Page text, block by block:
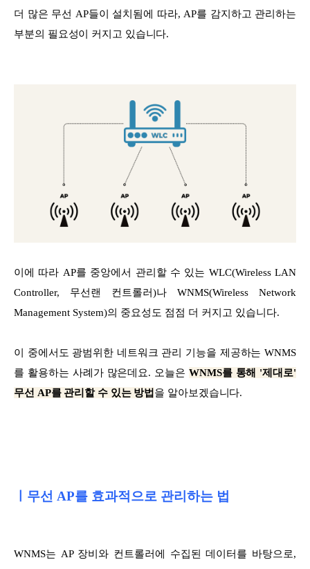
더 많은 무선 AP들이 설치됨에 따라, AP를 감지하고 관리하는
부분의 필요성이 커지고 있습니다.
이에 따라 AP를 중앙에서 관리할 수 있는 WLC(Wireless LAN
Controller, 무선랜 컨트롤러)나 WNMS(Wireless Network
Management System)의 중요성도 점점 더 커지고 있습니다.
이 중에서도 광범위한 네트워크 관리 기능을 제공하는 WNMS
를 활용하는 사례가 많은데요. 오늘은 WNMS를 통해 '제대로'
무선 AP를 관리할 수 있는 방법 을 알아보겠습니다.
ㅣ무선 AP를 효과적으로 관리하는 법
WNMS는 AP 장비와 컨트롤러에 수집된 데이터를 바탕으로,